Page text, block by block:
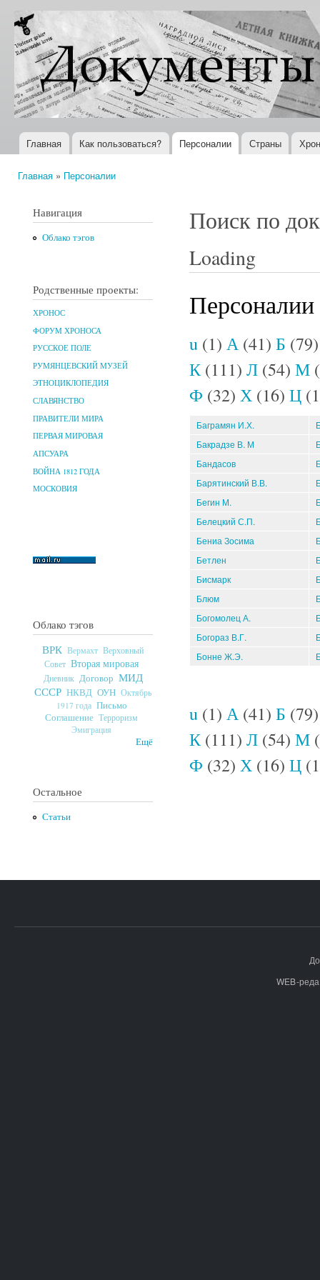
Документы
XX века
Всемирная
история в
Интернете
Главное меню
Главная Как пользоваться? Персоналии Страны
Главная » Персоналии
Навигация
Облако тэгов
Родственные проекты:
ХРОНОС
ФОРУМ ХРОНОСА
РУССКОЕ ПОЛЕ
РУМЯНЦЕВСКИЙ МУЗЕЙ
ЭТНОЦИКЛОПЕДИЯ
СЛАВЯНСТВО
ПРАВИТЕЛИ МИРА
ПЕРВАЯ МИРОВАЯ
АПСУАРА
ВОЙНА 1812 ГОДА
МОСКОВИЯ
Облако тэгов
ВРК Вермахт Верховный
Совет Вторая мировая
Дневник Договор МИД
СССР НКВД ОУН Октябрь
1917 года Письмо
Соглашение Терроризм
Эмиграция
Ещё
Остальное
Статьи
Поиск по
Loading
Персоналии
u (1) А(41) Б
К (111) Л (54) М
Ф (32) Х (16) Ц
Баграмян И.Х.
Бакрадзе В. М
Бандасов
Барятинский В.В.
Бегин М.
Белецкий С.П.
Бениа Зосима
Бетлен
Бисмарк
Блюм
Богомолец А.
Богораз В.Г.
Бонне Ж.Э.
u (1) А(41) Б
К (111) Л (54) М
Ф (32) Х (16) Ц
WEB-